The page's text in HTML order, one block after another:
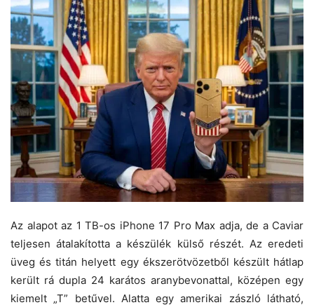
Az alapot az 1 TB-os iPhone 17 Pro Max adja, de a Caviar
teljesen átalakította a készülék külső részét. Az eredeti
üveg és titán helyett egy ékszerötvözetből készült hátlap
került rá dupla 24 karátos aranybevonattal, középen egy
kiemelt „T” betűvel. Alatta egy amerikai zászló látható,